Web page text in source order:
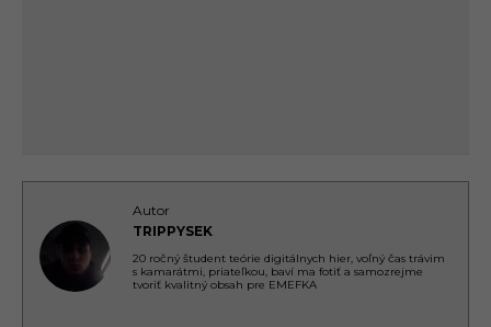
Autor
TRIPPYSEK
20 ročný študent teórie digitálnych hier, voľný čas trávim
s kamarátmi, priateľkou, baví ma fotiť a samozrejme
tvoriť kvalitný obsah pre EMEFKA